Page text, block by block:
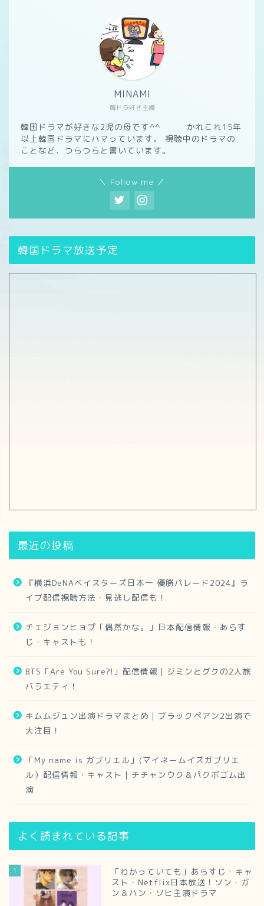
韓ドラ好き主婦
MINAMI
韓国ドラマが好きな2児の母です^^ かれこれ15年
以上韓国ドラマにハマっています。 視聴中のドラマの
ことなど、つらつらと書いています。
＼ Follow me ／
韓国ドラマ放送予定
最近の投稿
『横浜DeNAベイスターズ日本一 優勝パレード2024』ラ
イブ配信視聴方法・見逃し配信も！
チェジョンヒョプ「偶然かな。」日本配信情報・あらす
じ・キャストも！
BTS「Are You Sure?!」配信情報｜ジミンとグクの2人旅
バラエティ！
キムムジュン出演ドラマまとめ｜ブラックペアン2出演で
大注目！
「My name is ガブリエル」(マイネームイズガブリエ
ル）配信情報・キャスト｜チチャンウク＆パクボゴム出
演
よく読まれている記事
1
「わかっていても」あらすじ・キャ
スト・Netflix日本放送！ソン・ガ
ン＆ハン・ソヒ主演ドラマ